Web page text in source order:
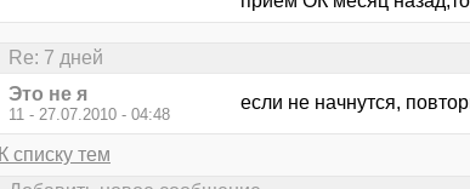
Re: 7 дней
Это не я
11 - 27.07.2010 - 04:48
если не начнутся,
К списку тем